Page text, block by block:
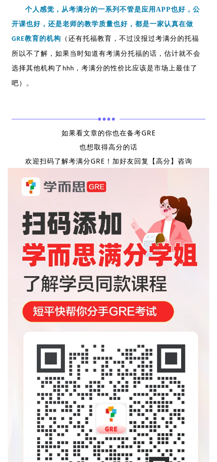
个人感觉，从考满分的一系列不管是应用APP也好，公
开课也好，还是老师的教学质量也好，都是一家认真在做
GRE教育的机构 （还有托福教育，不过没报过考满分的托福
所以不了解，如果当时知道有考满分托福的话，估计就不会
选择其他机构了 hhh ，考满分的性价比应该是市场上最佳了
吧）。
如果看文章的你也在备考GRE
也想取得高分的话
欢迎扫码了解考满分GRE！加好友回复【高分】咨询